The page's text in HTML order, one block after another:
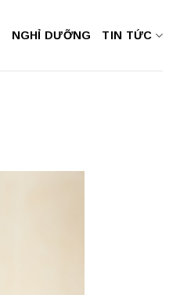
NGHỈ DƯỠNG TIN TỨC